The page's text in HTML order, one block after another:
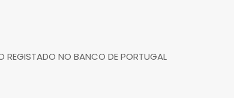
REGISTADO NO BANCO DE PORTUGAL